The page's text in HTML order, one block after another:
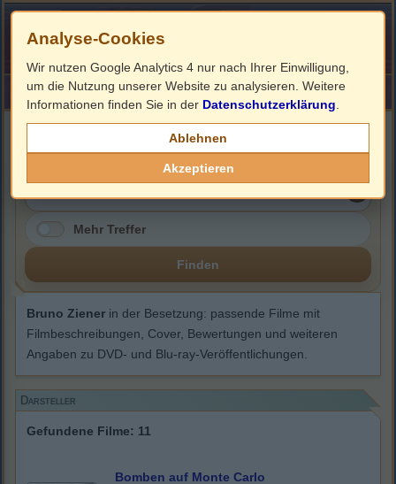
HOME ImpressumLinks
Bruno Ziener
Mehr Treffer
Finden
Bruno Ziener in der Besetzung: passende Filme mit
Filmbeschreibungen, Cover, Bewertungen und weiteren
Angaben zu DVD- und Blu-ray-Veröffentlichungen.
Darsteller
Gefundene Filme: 11
Bomben auf Monte Carlo
Analyse-Cookies
Wir nutzen Google Analytics 4 nur nach Ihrer Einwilligung,
um die Nutzung unserer Website zu analysieren. Weitere
Informationen finden Sie in der Datenschutzerklärung
Ablehnen
Akzeptieren